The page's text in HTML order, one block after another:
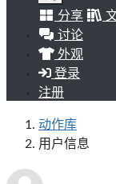
分享
讨论
外观
登录
注册
动作库
用户信息